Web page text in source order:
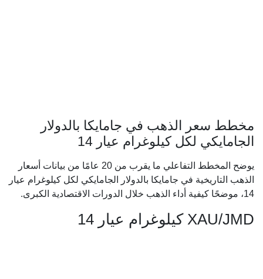
مخطط سعر الذهب في جامايكا بالدولار
الجامايكي لكل كيلوغرام عيار 14
يوضح المخطط التفاعلي ما يقرب من 20 عامًا من بيانات أسعار
الذهب التاريخية في جامايكا بالدولار الجامايكي لكل كيلوغرام عيار
14، موضحًا كيفية أداء الذهب خلال الدورات الاقتصادية الكبرى.
XAU/JMD كيلوغرام عيار 14